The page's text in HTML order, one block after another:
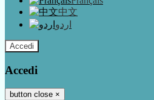
中文
اردو
Accedi
Accedi
button close ×